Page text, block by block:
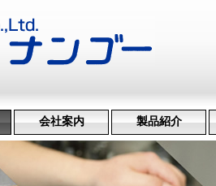
会社案内
ミッション
会社概要
機械設備
沿革・受賞歴
製品紹介
機械加工
治具･省力化機械
試作・開発
特許技術